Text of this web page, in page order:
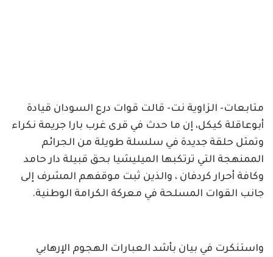
متابعات- الزاوية نت- قالت قوات درع السودان قيادة
أبوعاقلة كيكل، إن ما حدث في قرى غرب بارا جريمة نكراء
وتمثل حلقة جديدة في سلسلة طويلة من الجرائم
الممنهجة التي ترتكبها الميليشيا بحق قبيلة دار حامد
وكافة أحرار كردفان ، والذين ثبت موقفهم المشرف إلى
جانب القوات المسلحة في معركة الكرامة الوطنية.
واستنكرت في بيان بأشد العبارات الهجوم الإرهابي